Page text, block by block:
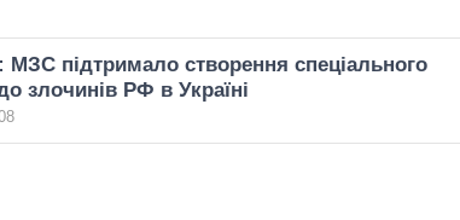
підтримало створення спеціального
злочинів РФ в Україні